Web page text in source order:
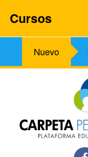
Nuevo
Cursos